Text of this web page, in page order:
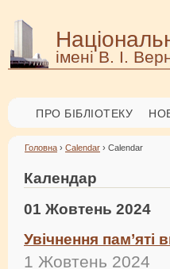
імені В. І.
ПРО БІБЛІОТЕКУ
Головна › Calendar › Calendar
Календар
01 Жовтень 2024
Увічнення пам’яті
1 Жовтень 2024